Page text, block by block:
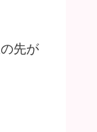
先が